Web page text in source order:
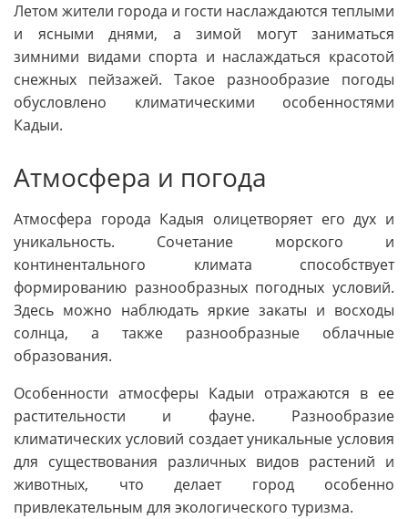
Летом жители города и гости наслаждаются теплыми
и ясными днями, а зимой могут заниматься
зимними видами спорта и наслаждаться красотой
снежных пейзажей. Такое разнообразие погоды
обусловлено климатическими особенностями
Кадыи.
Атмосфера и погода
Атмосфера города Кадыя олицетворяет его дух и
уникальность. Сочетание морского и
континентального климата способствует
формированию разнообразных погодных условий.
Здесь можно наблюдать яркие закаты и восходы
солнца, а также разнообразные облачные
образования.
Особенности атмосферы Кадыи отражаются в ее
растительности и фауне. Разнообразие
климатических условий создает уникальные условия
для существования различных видов растений и
животных, что делает город особенно
привлекательным для экологического туризма.